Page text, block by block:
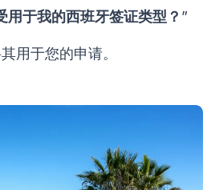
用于我的西班牙签证类型？ ”
用于您的申请。